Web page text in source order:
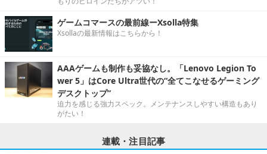
ゲームコマースの最前線ーXsolla特集
Xsollaの最新情報はこちらから！
AAAゲームも制作も妥協なし。「Lenovo Legion To
wer 5」はCore Ultra世代の“全てこなせるゲーミング
デスクトップ”
迫力を感じる強力スペック。メンテナンスしやすい構造もあり
がたい！
連載・注目記事